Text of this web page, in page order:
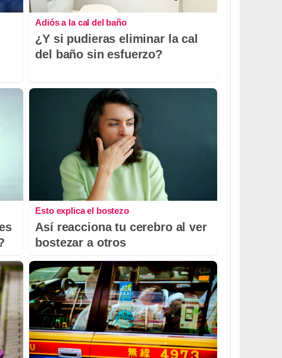
Adiós a la cal del baño
¿Y si pudieras eliminar la cal
del baño sin esfuerzo?
Esto explica el bostezo
Así reacciona tu cerebro al ver
bostezar a otros